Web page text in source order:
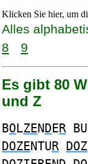
Klicken Sie hier, um
Alles
8
9
Es gibt 80
und Z
BOLZENDER
DOZENTUR DOZ